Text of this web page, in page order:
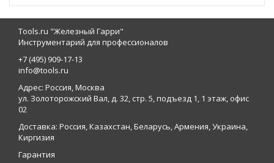
Tools.ru "Железный Гарри"
Инструментарий для профессионалов
+7 (495) 909-17-13
info@tools.ru
Адрес: Россия, Москва
ул. Золоторожский Вал, д. 32, стр. 5, подъезд 1, 1 этаж, офис
02
Доставка: Россия, Казахстан, Беларусь, Армения, Украина,
Киргизия
Гарантия